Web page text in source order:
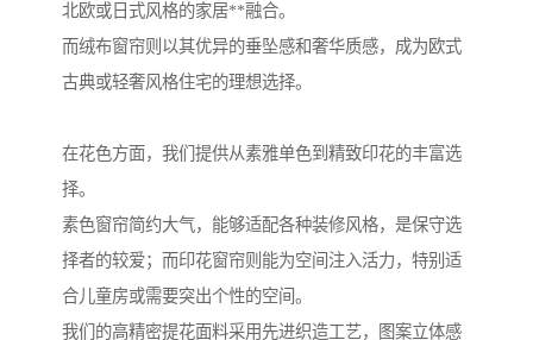
北欧或日式风格的家居**融合。
而绒布窗帘则以其优异的垂坠感和奢华质感，成为欧式
古典或轻奢风格住宅的理想选择。
在花色方面，我们提供从素雅单色到精致印花的丰富选
择。
素色窗帘简约大气，能够适配各种装修风格，是保守选
择者的较爱；而印花窗帘则能为空间注入活力，特别适
合儿童房或需要突出个性的空间。
我们的高精密提花面料采用先进织造工艺，图案立体感